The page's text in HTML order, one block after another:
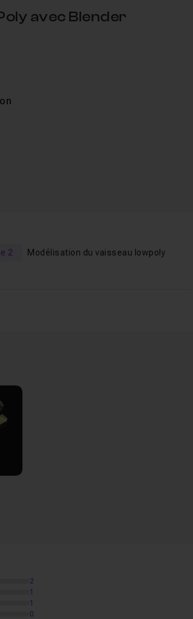
avec Blender
salon d'entraide pour répondre à vos
2 Modélisation du vaisseau lowpoly
2
1
1
0